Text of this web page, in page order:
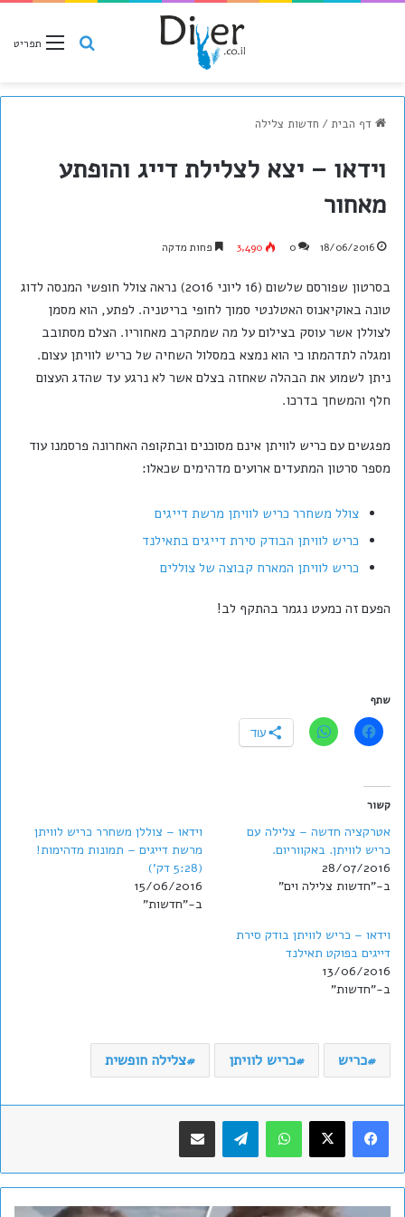
תפריט חיפוש
דף הבית / חדשות צלילה
וידאו – יצא לצלילת דייג והופתע
מאחור
18/06/2016
0
3,490 פחות מדקה
בסרטון שפורסם שלשום (16 ליוני 2016) נראה צולל חופשי המנסה לדוג
טונה באוקיאנוס האטלנטי סמוך לחופי בריטניה. לפתע, הוא מסמן
לצוללן אשר עוסק בצילום על מה שמתקרב מאחוריו. הצלם מסתובב
ומגלה לתדהמתו כי הוא נמצא במסלול השחיה של כריש לוויתן עצום.
ניתן לשמוע את הבהלה שאחזה בצלם אשר לא נרגע עד שהדג העצום
חלף והמשחך בדרכו.
מפגשים עם כריש לוויתן אינם מסוכנים ובתקופה האחרונה פרסמנו עוד
מספר סרטון המתעדים ארועים מדהימים שכאלו:
צולל משחרר כריש לוויתן מרשת דייגים
כריש לוויתן הבודק סירת דייגים בתאילנד
כריש לוויתן המארח קבוצה של צוללים
הפעם זה כמעט נגמר בהתקף לב!
שתף
עוד
קשור
אטרקציה חדשה – צלילה עם
כריש לוויתן. באקווריום.
28/07/2016
ב-"חדשות צלילה וים"
וידאו – צוללן משחרר כריש לוויתן
מרשת דייגים – תמונות מדהימות!
(5:28 דק')
15/06/2016
ב-"חדשות"
וידאו – כריש לוויתן בודק סירת
דייגים בפוקט תאילנד
13/06/2016
ב-"חדשות"
כריש כריש לוויתן צלילה חופשית
Telegram